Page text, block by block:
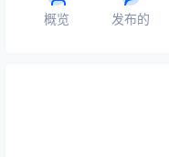
概览 发布的